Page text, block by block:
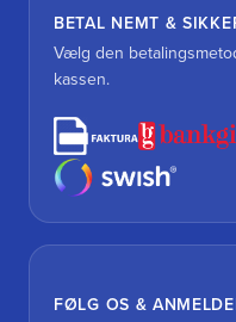
BETAL NEMT &
Vælg den
kassen.
FØLG OS &